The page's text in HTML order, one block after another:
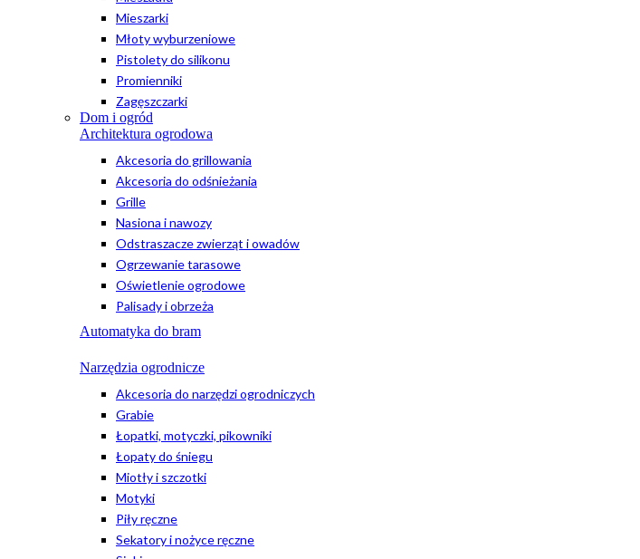
Mieszarki
Młoty wyburzeniowe
Pistolety do silikonu
Promienniki
Zagęszczarki
Dom i ogród
Architektura ogrodowa
Akcesoria do grillowania
Akcesoria do odśnieżania
Grille
Nasiona i nawozy
Odstraszacze zwierząt i owadów
Ogrzewanie tarasowe
Oświetlenie ogrodowe
Palisady i obrzeża
Automatyka do bram
Narzędzia ogrodnicze
Akcesoria do narzędzi ogrodniczych
Grabie
Łopatki, motyczki, pikowniki
Łopaty do śniegu
Miotły i szczotki
Motyki
Piły ręczne
Sekatory i nożyce ręczne